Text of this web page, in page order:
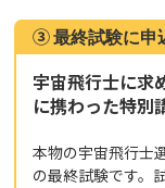
③最終試験に申
宇宙飛行士に求
に携わった特別
本物の宇宙飛行士
の最終試験です。